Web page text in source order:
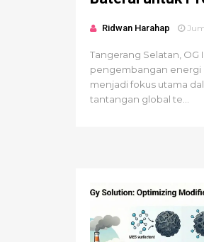
Ridwan Harahap
Tangerang Selatan,
pengembangan energi
menjadi fokus utama
tantangan global te...